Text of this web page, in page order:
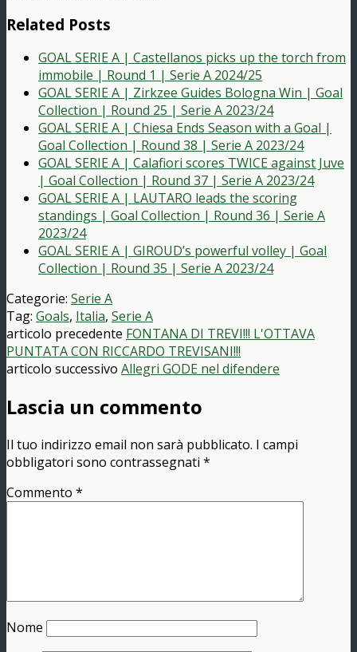
Related Posts
GOAL SERIE A | Castellanos picks up the torch from
immobile | Round 1 | Serie A 2024/25
GOAL SERIE A | Zirkzee Guides Bologna Win | Goal
Collection | Round 25 | Serie A 2023/24
GOAL SERIE A | Chiesa Ends Season with a Goal |
Goal Collection | Round 38 | Serie A 2023/24
GOAL SERIE A | Calafiori scores TWICE against Juve
| Goal Collection | Round 37 | Serie A 2023/24
GOAL SERIE A | LAUTARO leads the scoring
standings | Goal Collection | Round 36 | Serie A
2023/24
GOAL SERIE A | GIROUD’s powerful volley | Goal
Collection | Round 35 | Serie A 2023/24
Categorie: Serie A
Tag: Goals, Italia, Serie A
articolo precedente FONTANA DI TREVI!!! L'OTTAVA
PUNTATA CON RICCARDO TREVISANI!!!
articolo successivo Allegri GODE nel difendere
Lascia un commento
Il tuo indirizzo email non sarà pubblicato. I campi
obbligatori sono contrassegnati *
Commento *
Nome